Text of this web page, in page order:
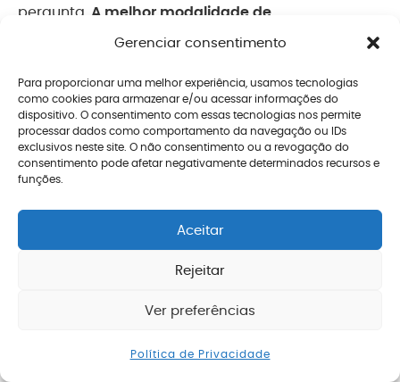
Gerenciar consentimento
Para proporcionar uma melhor experiência, usamos tecnologias
como cookies para armazenar e/ou acessar informações do
dispositivo. O consentimento com essas tecnologias nos permite
processar dados como comportamento da navegação ou IDs
exclusivos neste site. O não consentimento ou a revogação do
consentimento pode afetar negativamente determinados recursos e
funções.
Aceitar
Rejeitar
Ver preferências
Política de Privacidade
pergunta. A melhor modalidade de
aposentadoria para o bancário depende do
contribuições e do momento em que o benefício
é requerido.
Em alguns casos, aaposentadoria por idade
, especialmente quando o tempo de
contribuição já está consolidado e não há
vantagem em aguardar regras de transição mais
complexas. Em outros,as regras de transição da